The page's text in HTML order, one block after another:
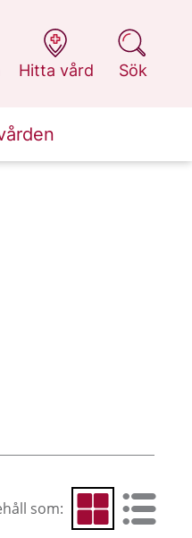
Hitta vård
på 1177.se
Sök
på 1177.se
som: Visa som rutnät
Visa som